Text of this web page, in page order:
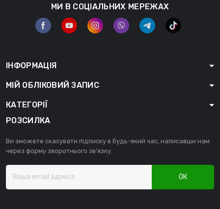
МИ В СОЦІАЛЬНИХ МЕРЕЖАХ
ІНФОРМАЦІЯ
МІЙ ОБЛІКОВИЙ ЗАПИС
КАТЕГОРІЇ
РОЗСИЛКА
Ви зможете скасувати підписку в будь-який час, написавши нам
через форму зворотнього зв'язку.
ОК